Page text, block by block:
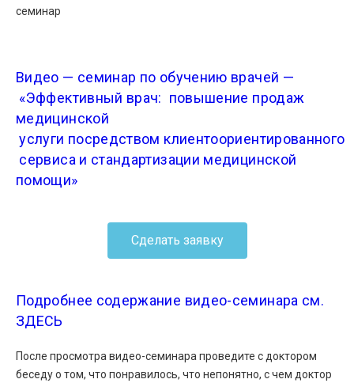
семинар
Видео — семинар по обучению врачей —
«Эффективный врач: повышение продаж
медицинской
услуги посредством клиентоориентированного
сервиса и стандартизации медицинской
помощи»
Сделать заявку
Подробнее содержание видео-семинара см.
ЗДЕСЬ
После просмотра видео-семинара проведите с доктором
беседу о том, что понравилось, что непонятно, с чем доктор